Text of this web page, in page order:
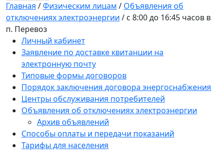
Главная /Физическим лицам / Объявления об
отключениях электроэнергии / с 8:00 до 16:45 часов в
п. Перевоз
Личный кабинет
Заявление по доставке квитанции на
электронную почту
Типовые формы договоров
Порядок заключения договора энергоснабжения
Центры обслуживания потребителей
Объявления об отключениях электроэнергии
Архив объявлений
Способы оплаты и передачи показаний
Тарифы для населения